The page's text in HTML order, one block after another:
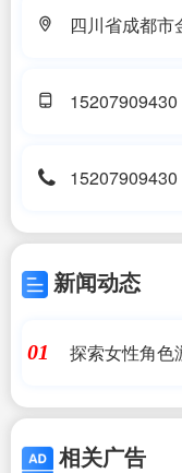
四川省成都
15207909430
15207909430
新闻动态
01 探索女性角色
相关广告